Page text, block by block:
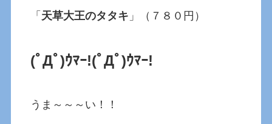
「 天草大王のタタキ 」（７８０円）
(ﾟДﾟ)ｳﾏｰ!(ﾟДﾟ)ｳﾏｰ!
うま～～～い！！